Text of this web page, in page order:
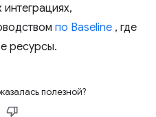
по Baseline , где
ресурсы.
полезной?